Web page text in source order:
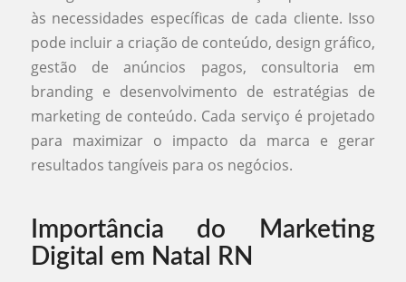
às necessidades específicas de cada cliente. Isso
pode incluir a criação de conteúdo, design gráfico,
gestão de anúncios pagos, consultoria em
branding e desenvolvimento de estratégias de
marketing de conteúdo. Cada serviço é projetado
para maximizar o impacto da marca e gerar
resultados tangíveis para os negócios.
Importância do Marketing
Digital em Natal RN